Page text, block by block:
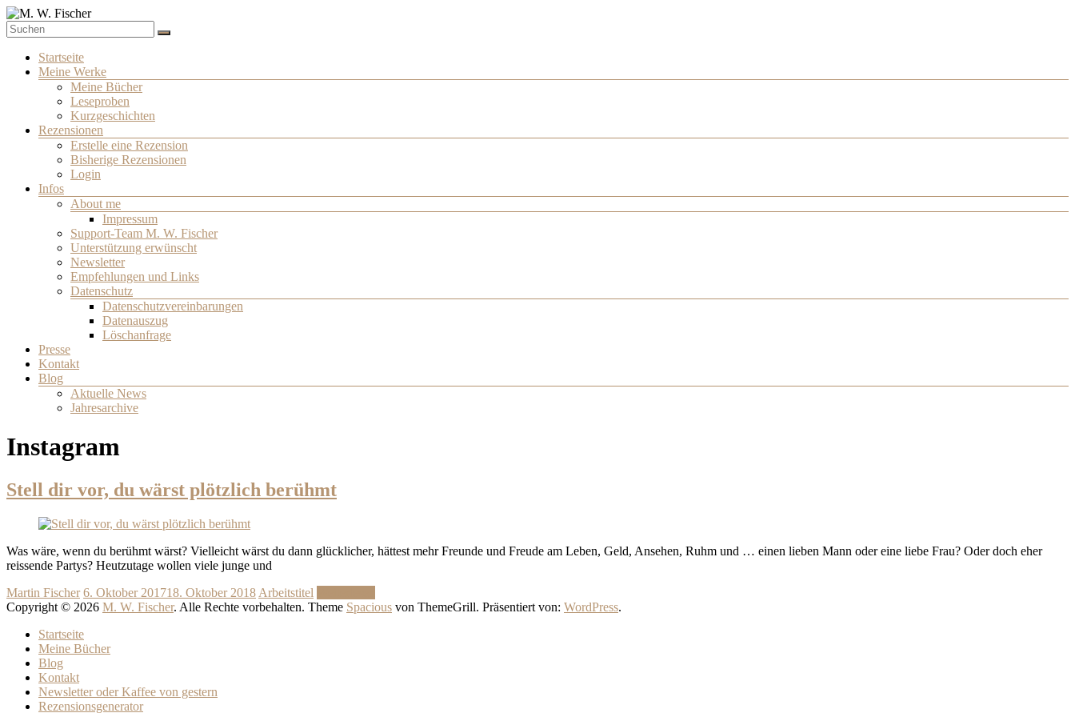
Zum
Inhalt
springen
Schriftsteller
Menü
Startseite
Meine Werke
Meine Bücher
Leseproben
Kurzgeschichten
Rezensionen
Erstelle eine Rezension
Bisherige Rezensionen
Login
Infos
About me
Impressum
Support-Team M. W. Fischer
Unterstützung erwünscht
Newsletter
Empfehlungen und Links
Datenschutz
Datenschutzvereinbarungen
Datenauszug
Löschanfrage
Presse
Kontakt
Blog
Aktuelle News
Jahresarchive
Instagram
Stell dir vor, du wärst plötzlich berühmt
Was wäre, wenn du berühmt wärst? Vielleicht wärst du dann glücklicher, hättest mehr Freunde und Freude am Leben, Geld, Ansehen, Ruhm und … einen lieben Mann oder eine liebe Frau? Oder doch eher
reissende Partys? Heutzutage wollen viele junge und
Martin Fischer 6. Oktober 201718. Oktober 2018 Arbeitstitel
Copyright © 2026 M. W. Fischer. Alle Rechte vorbehalten. Theme Spacious von ThemeGrill. Präsentiert von: WordPress.
Startseite
Meine Bücher
Blog
Kontakt
Newsletter oder Kaffee von gestern
Rezensionsgenerator